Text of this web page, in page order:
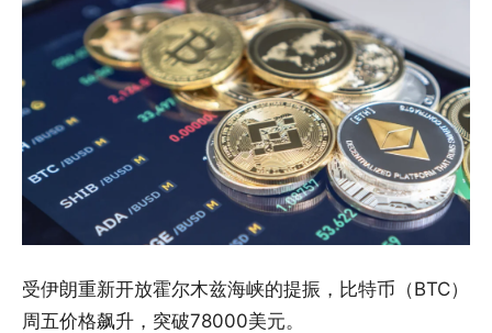
受伊朗重新开放霍尔木兹海峡的提振，比特币（BTC）
周五价格飙升，突破78000美元。